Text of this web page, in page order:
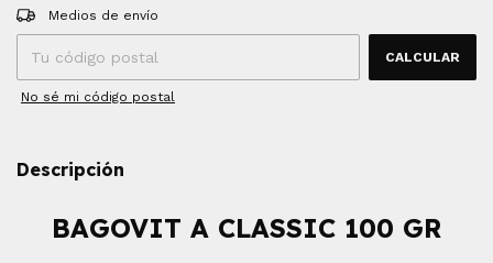
Entregas para el CP:
Medios de envío
CALCULAR
No sé mi código postal
Descripción
BAGOVIT A CLASSIC 100 GR